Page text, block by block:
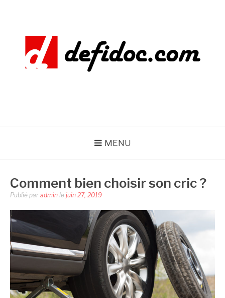
MENU
Comment bien choisir son cric ?
Publié par admin le juin 27, 2019